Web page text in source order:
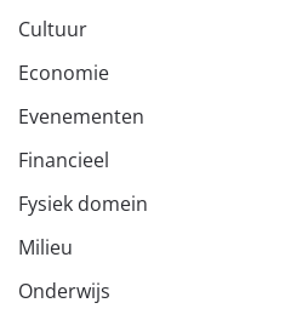
Cultuur
Economie
Evenementen
Financieel
Fysiek domein
Milieu
Onderwijs